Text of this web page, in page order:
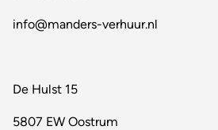
info@manders-verhuur.nl
De Hulst 15
5807 EW Oostrum